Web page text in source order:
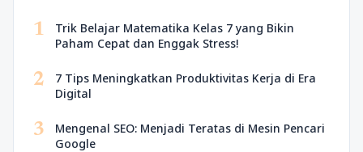
1
Trik Belajar Matematika Kelas 7 yang Bikin
Paham Cepat dan Enggak Stress!
2
7 Tips Meningkatkan Produktivitas Kerja di Era
Digital
3
Mengenal SEO: Menjadi Teratas di Mesin Pencari
Google